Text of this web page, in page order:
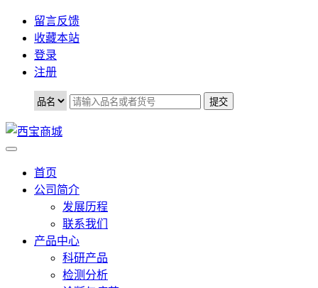
留言反馈
收藏本站
登录
注册
首页
公司简介
发展历程
联系我们
产品中心
科研产品
检测分析